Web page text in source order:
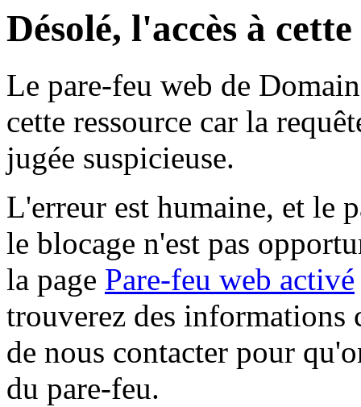
Désolé, l'accès à
Le pare-feu web de
cette ressource car la
jugée suspicieuse.
L'erreur est humaine, et le
le blocage n'est pas
la page Pare-feu web activé
trouverez des informations
de nous contacter pour
du pare-feu.